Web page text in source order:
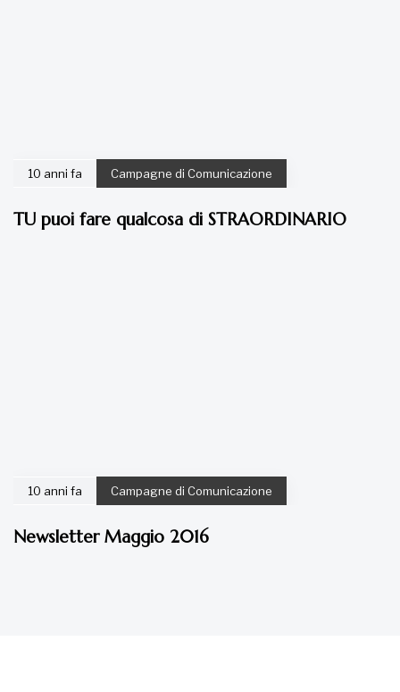
10 anni fa Campagne di Comunicazione
TU puoi fare qualcosa di STRAORDINARIO
10 anni fa Campagne di Comunicazione
Newsletter Maggio 2016